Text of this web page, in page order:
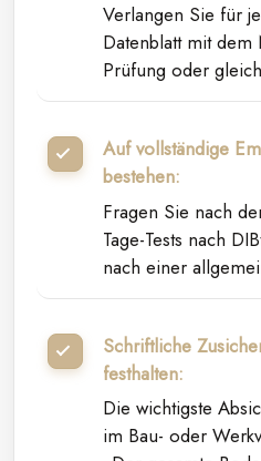
Verlangen Sie für
Datenblatt mit dem
Prüfung oder
Auf vollständige
bestehen:
Fragen Sie nach
Tage-Tests nach
nach einer
Schriftliche
festhalten:
Die wichtigste
im Bau- oder